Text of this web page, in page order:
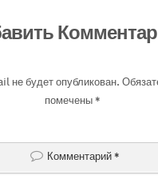
не будет опубликован.
помечены*
Комментарий*